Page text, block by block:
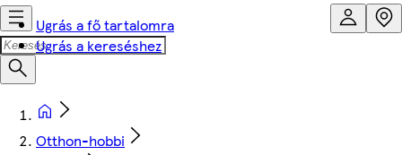
Ugrás a fő tartalomra
Ugrás a kereséshez
Otthon-hobbi